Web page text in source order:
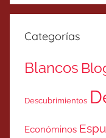
Categorías
Blancos
Descubrimientos
Económinos